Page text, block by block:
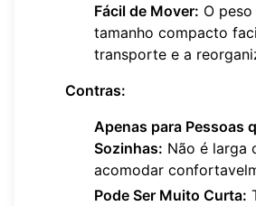
Fácil de Mover: O
tamanho compacto
transporte e a
Contras:
Apenas para Pessoas
Sozinhas: Não é larga
acomodar
Pode Ser Muito Curta: